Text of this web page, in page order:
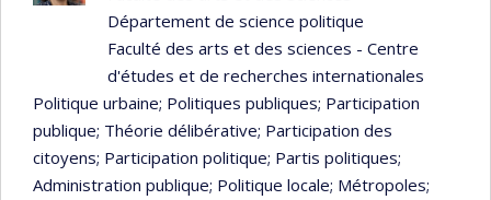
Département de science politique
Faculté des arts et des sciences - Centre
d'études et de recherches internationales
Politique urbaine; Politiques publiques; Participation
publique; Théorie délibérative; Participation des
citoyens; Participation politique; Partis politiques;
Administration publique; Politique locale; Métropoles;